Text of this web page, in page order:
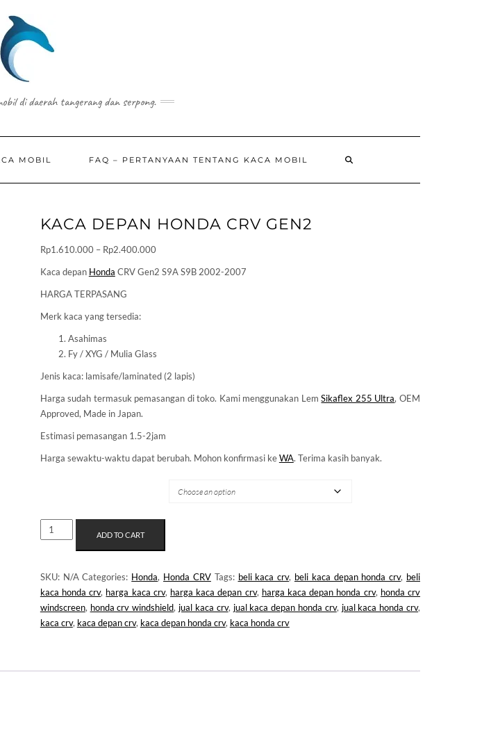
di daerah tangerang dan serpong.
MOBIL FAQ – PERTANYAAN TENTANG KACA MOBIL
KACA DEPAN HONDA CRV GEN2
Rp1.610.000 – Rp2.400.000Price
Kaca depan Honda CRV Gen2 S9A S9B 2002-2007
HARGA TERPASANG
Merk kaca yang tersedia:
Asahimas
Fy / XYG / Mulia Glass
Jenis kaca: lamisafe/laminated (2 lapis)
Harga sudah termasuk pemasangan di toko. Kami menggunakan LemSikaflex 255 Ultra, OEM
Approved, Made in Japan.
Estimasi pemasangan 1.5-2jam
Harga sewaktu-waktu dapat berubah. Mohon konfirmasi keWA. Terima kasih banyak.
KACA
DEPAN
CRV
GEN2
QUANTITY
ADD TO CART
SKU: N/A Categories: Honda, Honda CRV Tags: beli kaca crv, beli kaca depan honda crv, beli
kaca honda crv, harga kaca crv, harga kaca depan crv, harga kaca depan honda crv, honda crv
windscreen, honda crv windshield, jual kaca crv, jual kaca depan honda crv, jual kaca honda crv,
kaca crv, kaca depan crv, kaca depan honda crv, kaca honda crv